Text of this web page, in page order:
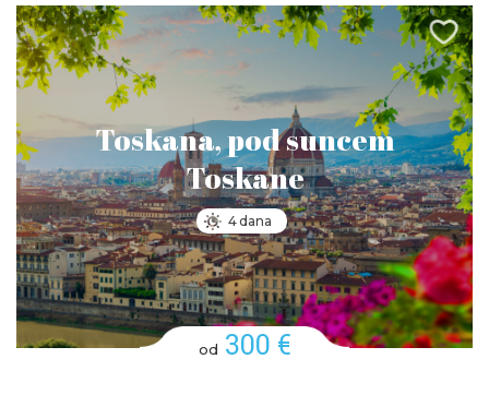
Toskana, pod suncem
Toskane
4 dana
od 300 €